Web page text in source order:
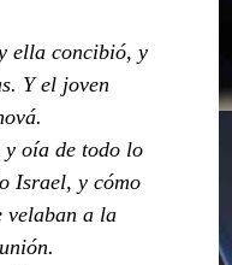
ella concibió, y
Y el joven
oía de todo lo
Israel, y cómo
velaban a la